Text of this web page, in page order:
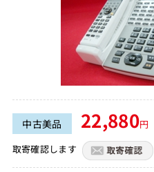
中古美品 22,880円
取寄確認します